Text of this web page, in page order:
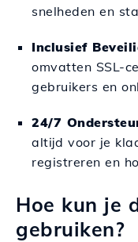
snelheden en
Inclusief
omvatten SSL-
gebruikers en
24/7
altijd voor je
registreren en
Hoe kun je
gebruiken?